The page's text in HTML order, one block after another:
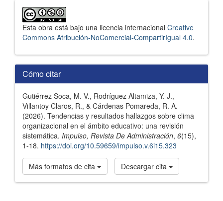
Esta obra está bajo una licencia internacional Creative
Commons Atribución-NoComercial-CompartirIgual 4.0.
Cómo citar
Gutiérrez Soca, M. V., Rodríguez Altamiza, Y. J.,
Villantoy Claros, R., & Cárdenas Pomareda, R. A.
(2026). Tendencias y resultados hallazgos sobre clima
organizacional en el ámbito educativo: una revisión
sistemática. Impulso, Revista De Administración, 6(15),
1-18. https://doi.org/10.59659/impulso.v.6i15.323
Más formatos de cita Descargar cita